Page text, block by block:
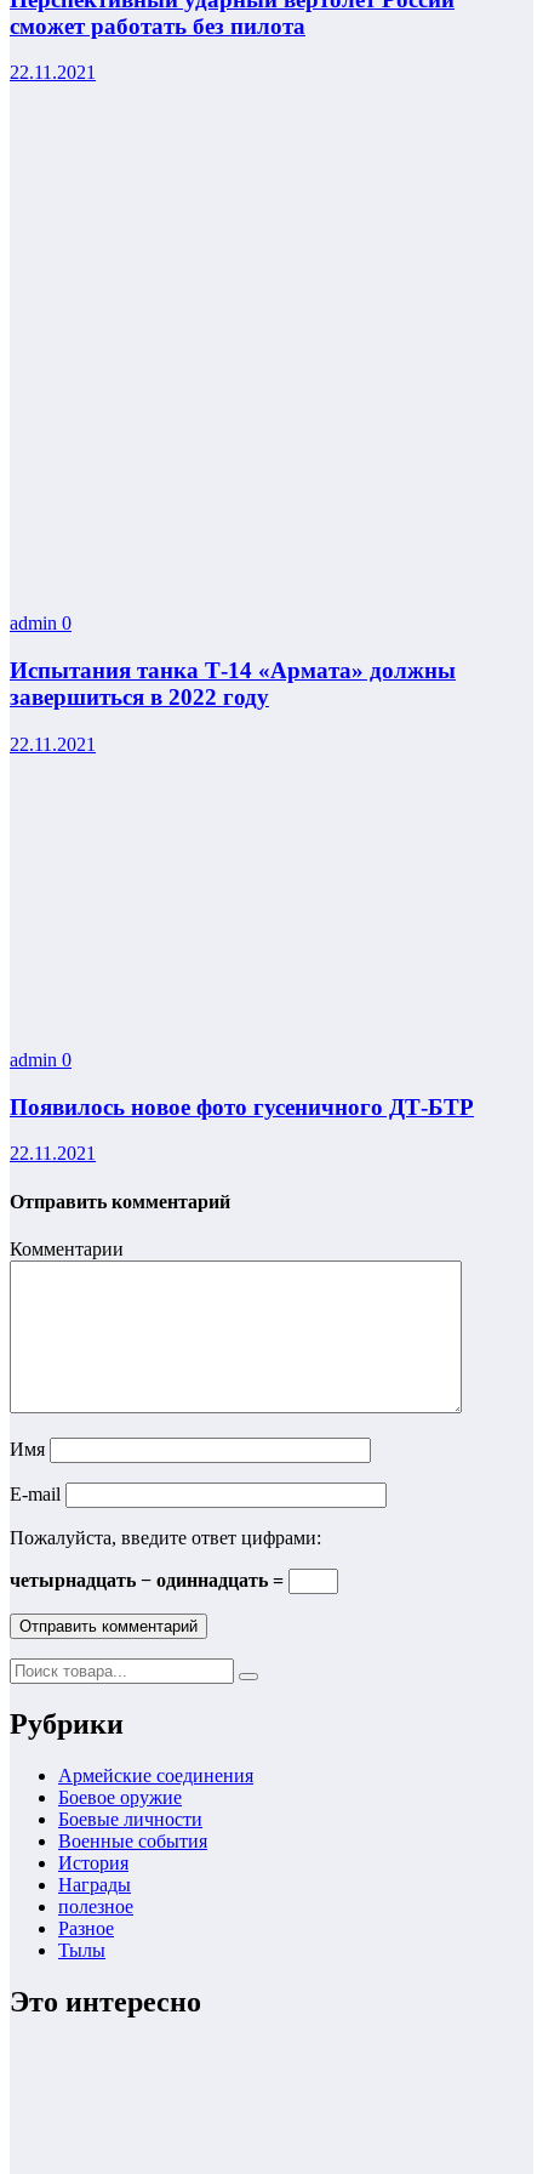
сможет работать без пилота
22.11.2021
admin 0
Испытания танка Т-14 «Армата» должны
завершиться в 2022 году
22.11.2021
admin 0
Появилось новое фото гусеничного ДТ-БТР
22.11.2021
Отправить комментарий
Комментарии
Имя
E-mail
Пожалуйста, введите ответ цифрами:
четырнадцать − одиннадцать =
Рубрики
Армейские соединения
Боевое оружие
Боевые личности
Военные события
История
Награды
полезное
Разное
Тылы
Это интересно